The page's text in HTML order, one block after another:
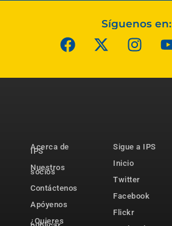
Síguenos en:
Acerca de
IPS
Nuestros
socios
Contáctenos
Apóyenos
¿Quieres
Sigue a IPS
Inicio
Twitter
Facebook
Flickr